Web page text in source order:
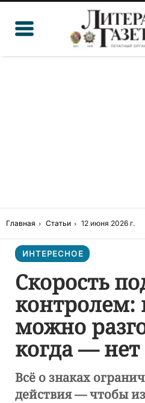
Главная Статьи 12 июня 2026 г.
ИНТЕРЕСНОЕ
Скорость
контролем:
можно
когда — нет
Всё о знаках
действия — чтобы